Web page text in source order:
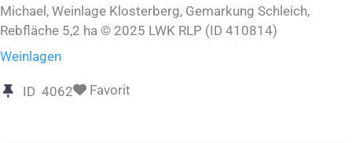
Michael, Weinlage Klosterberg, Gemarkung Schleich,
Rebfläche 5,2 ha © 2025 LWK RLP (ID 410814)
Weinlagen
ID 4062 Favorit